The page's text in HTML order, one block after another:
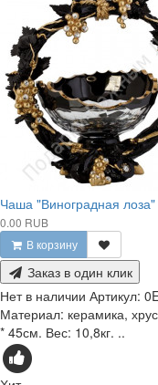
Чаша "Виноградная лоза"
0.00 RUB
В корзину
Заказ в один клик
Нет в наличии Артикул:
Материал: керамика,
* 45см. Вес: 10,8кг. ..